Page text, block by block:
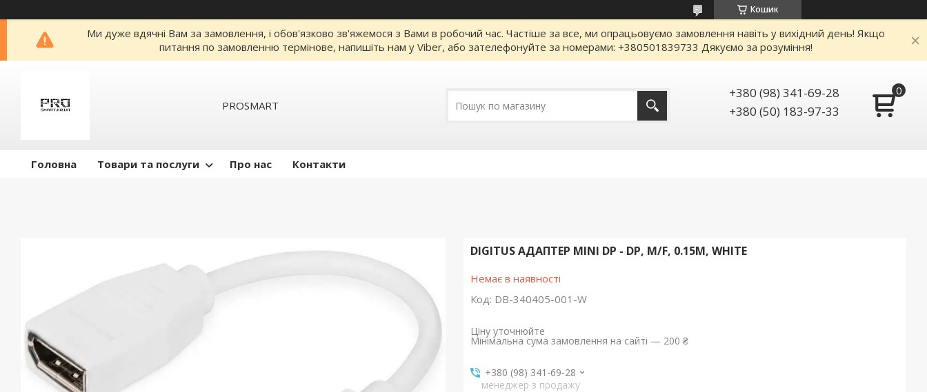
Кошик
Ми дуже вдячні Вам за замовлення, і обов'язково зв'яжемося з Вами в робочий час. Частіше за все, ми опрацьовуємо замовлення навіть у вихідний день! Якщо
питання по замовленню термінове, напишіть нам у Viber, або зателефонуйте за номерами: +380501839733 Дякуємо за розуміння!
PROSMART
+380 (98) 341-69-28
+380 (50) 183-97-33
Головна Товари та послуги Про нас Контакти
DIGITUS АДАПТЕР MINI DP - DP, M/F, 0.15M, WHITE
Немає в наявності
Код: DB-340405-001-W
Ціну уточнюйте
Мінімальна сума замовлення на сайті — 200 ₴
+380 (98) 341-69-28
менеджер з продажу